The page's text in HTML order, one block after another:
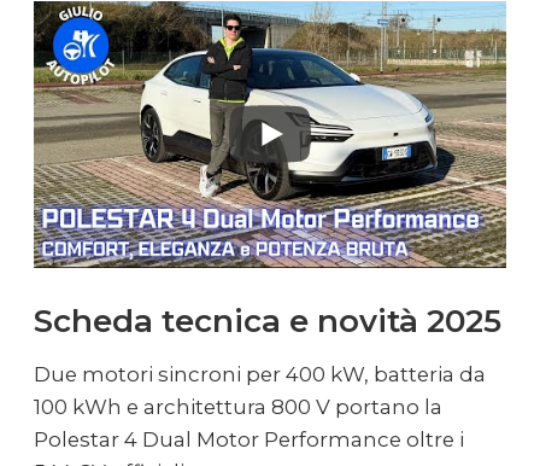
Scheda tecnica e novità 2025
Due motori sincroni per 400 kW, batteria da
100 kWh e architettura 800 V portano la
Polestar 4 Dual Motor Performance oltre i